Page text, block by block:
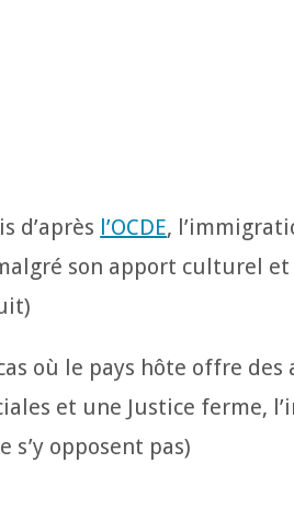
d’après l’OCDE,
son apport culturel
où le pays hôte offre des
et une Justice ferme,
opposent pas)